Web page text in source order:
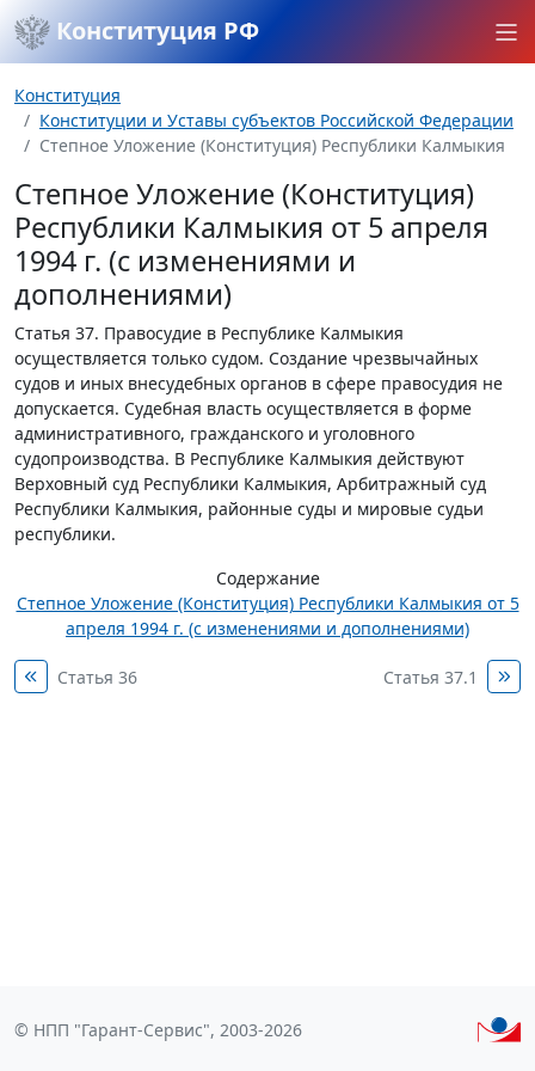
Конституция РФ
Конституция
Конституции и Уставы субъектов Российской Федерации
Степное Уложение (Конституция) Республики Калмыкия
Степное Уложение (Конституция)
Республики Калмыкия от 5 апреля
1994 г. (с изменениями и
дополнениями)
Статья 37. Правосудие в Республике Калмыкия
осуществляется только судом. Создание чрезвычайных
судов и иных внесудебных органов в сфере правосудия не
допускается. Судебная власть осуществляется в форме
административного, гражданского и уголовного
судопроизводства. В Республике Калмыкия действуют
Верховный суд Республики Калмыкия, Арбитражный суд
Республики Калмыкия, районные суды и мировые судьи
республики.
Содержание
Степное Уложение (Конституция) Республики Калмыкия от 5
апреля 1994 г. (с изменениями и дополнениями)
Статья 36 Статья 37.1
© НПП "Гарант-Сервис", 2003-2026